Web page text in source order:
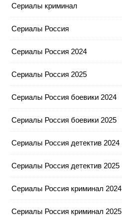
Сериалы криминал
Сериалы Россия
Сериалы Россия 2024
Сериалы Россия 2025
Сериалы Россия боевики 2024
Сериалы Россия боевики 2025
Сериалы Россия детектив 2024
Сериалы Россия детектив 2025
Сериалы Россия криминал 2024
Сериалы Россия криминал 2025